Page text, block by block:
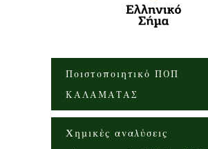
Ποιστοποιητικό ΠΟΠ
ΚΑΛΑΜΑΤΑΣ
Xημικές αναλύσεις